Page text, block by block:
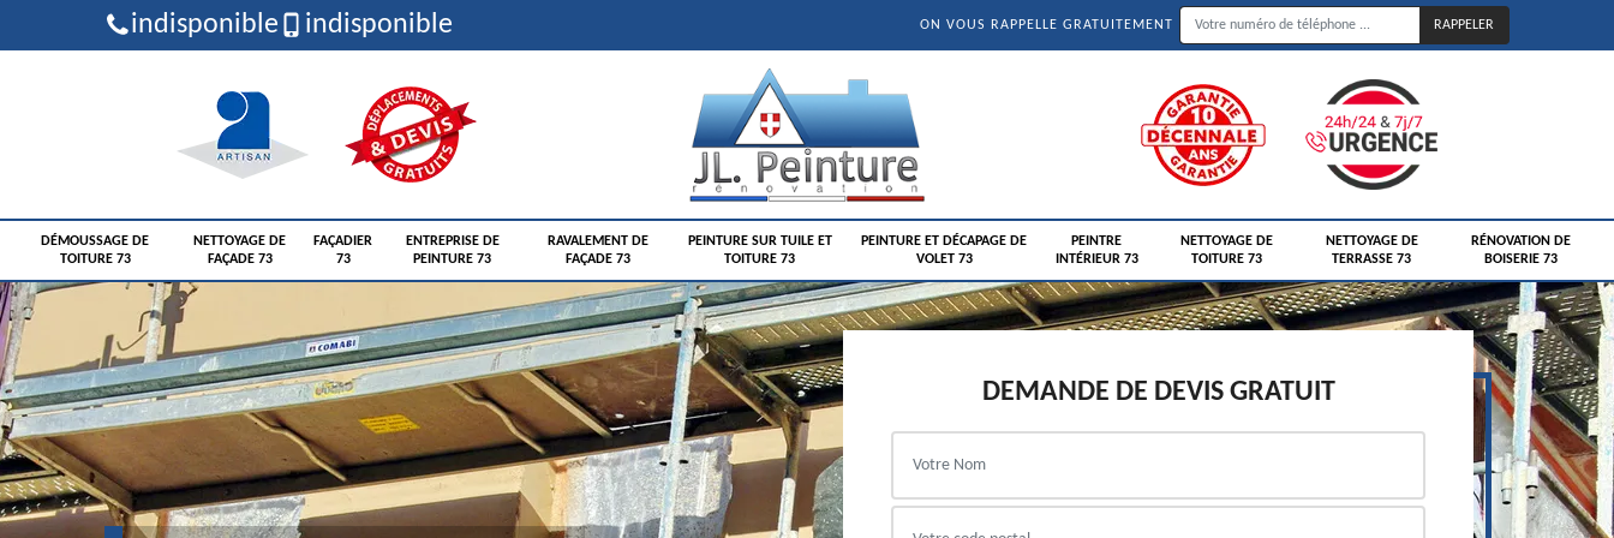
indisponible indisponible ON VOUS RAPPELLE GRATUITEMENT
DÉMOUSSAGE DE
TOITURE 73
NETTOYAGE DE
FAÇADE 73
FAÇADIER
73
ENTREPRISE DE
PEINTURE 73
RAVALEMENT DE
FAÇADE 73
PEINTURE SUR TUILE ET
TOITURE 73
PEINTURE ET DÉCAPAGE DE
VOLET 73
PEINTRE
INTÉRIEUR 73
NETTOYAGE DE
TOITURE 73
NETTOYAGE DE
TERRASSE 73
RÉNOVATION DE
BOISERIE 73
DEMANDE DE DEVIS GRATUIT